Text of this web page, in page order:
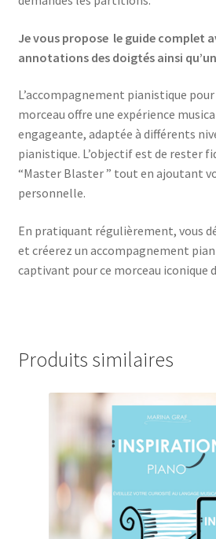
Je vous propose le guide complet
annotations des doigtés ainsi
L’accompagnement pianistique
morceau offre une expérience
engageante, adaptée à différents
pianistique. L’objectif est de rester
“Master Blaster ” tout en ajoutant
personnelle.
En pratiquant régulièrement, vous
et créerez un accompagnement
captivant pour ce morceau iconique
Produits similaires